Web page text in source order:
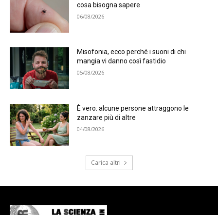
cosa bisogna sapere
06/08/2026
Misofonia, ecco perché i suoni di chi
mangia vi danno così fastidio
05/08/2026
È vero: alcune persone attraggono le
zanzare più di altre
04/08/2026
Carica altri